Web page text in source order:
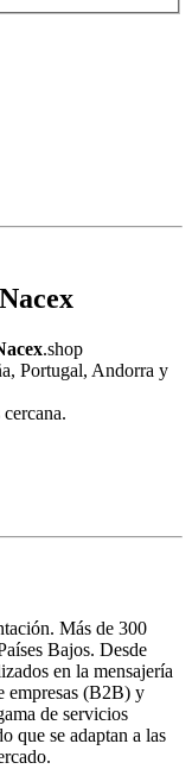
.shop
Portugal, Andorra y
Más de 300
Bajos. Desde
en la mensajería
empresas (B2B) y
de servicios
que se adaptan a las